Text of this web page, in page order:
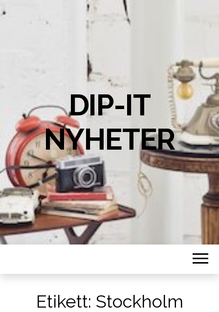
DIP-IT
NYHETER
Etikett: Stockholm